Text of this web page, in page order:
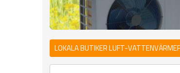
LOKALA BUTIKER LUFT-